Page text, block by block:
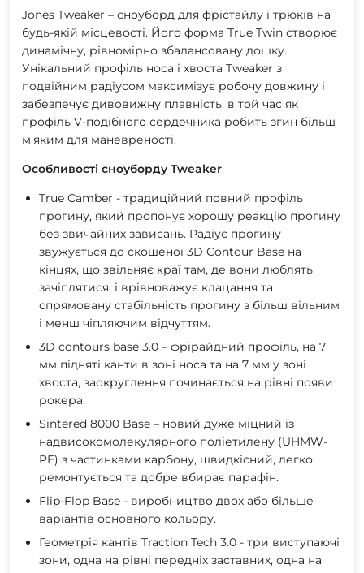
Jones Tweaker – сноуборд для фрістайлу і трюків на
будь-якій місцевості. Його форма True Twin створює
динамічну, рівномірно збалансовану дошку.
Унікальний профіль носа і хвоста Tweaker з
подвійним радіусом максимізує робочу довжину і
забезпечує дивовижну плавність, в той час як
профіль V-подібного сердечника робить згин більш
м'яким для маневреності.
Особливості сноуборду Tweaker
True Camber - традиційний повний профіль
прогину, який пропонує хорошу реакцію прогину
без звичайних зависань. Радіус прогину
звужується до скошеної 3D Contour Base на
кінцях, що звільняє краї там, де вони люблять
зачіплятися, і врівноважує клацання та
спрямовану стабільність прогину з більш вільним
і менш чіпляючим відчуттям.
3D contours base 3.0 – фрірайдний профіль, на 7
мм підняті канти в зоні носа та на 7 мм у зоні
хвоста, заокруглення починається на рівні появи
рокера.
Sintered 8000 Base – новий дуже міцний із
надвисокомолекулярного поліетилену (UHMW-
PE) з частинками карбону, швидкісний, легко
ремонтується та добре вбирає парафін.
Flip-Flop Base - виробництво двох або більше
варіантів основного кольору.
Геометрія кантів Traction Tech 3.0 - три виступаючі
зони, одна на рівні передніх заставних, одна на